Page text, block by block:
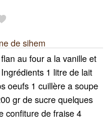
de sihem
au four a la vanille et
1 litre de lait
oeufs 1 cuillère a soupe
gr de sucre quelques
confiture de fraise 4